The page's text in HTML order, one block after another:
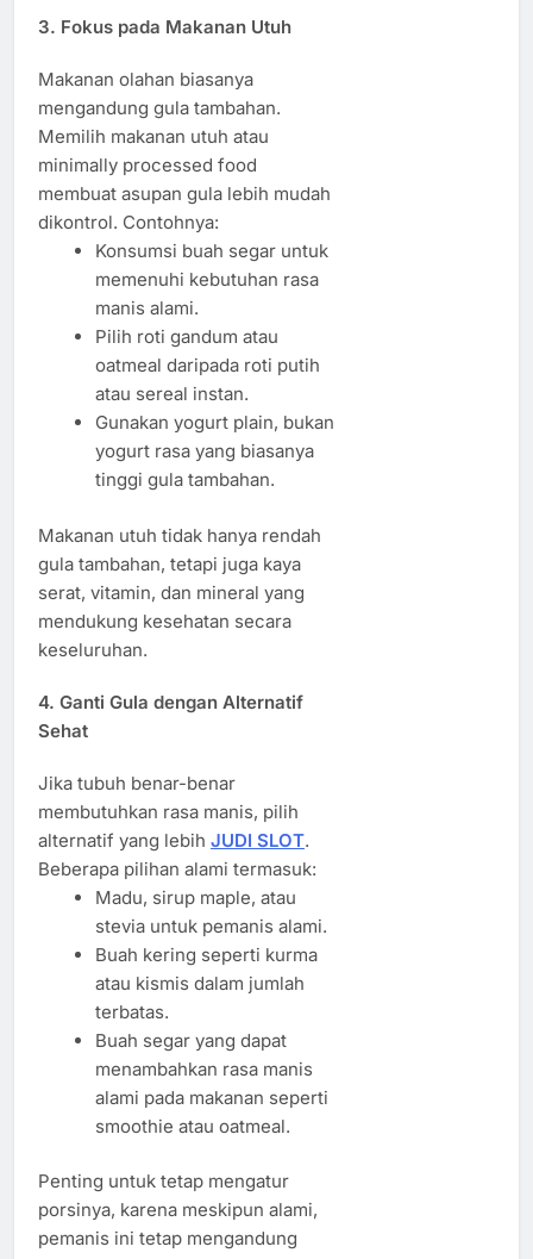
3. Fokus pada Makanan Utuh
Makanan olahan biasanya
mengandung gula tambahan.
Memilih makanan utuh atau
minimally processed food
membuat asupan gula lebih mudah
dikontrol. Contohnya:
Konsumsi buah segar untuk
memenuhi kebutuhan rasa
manis alami.
Pilih roti gandum atau
oatmeal daripada roti putih
atau sereal instan.
Gunakan yogurt plain, bukan
yogurt rasa yang biasanya
tinggi gula tambahan.
Makanan utuh tidak hanya rendah
gula tambahan, tetapi juga kaya
serat, vitamin, dan mineral yang
mendukung kesehatan secara
keseluruhan.
4. Ganti Gula dengan Alternatif
Sehat
Jika tubuh benar-benar
membutuhkan rasa manis, pilih
alternatif yang lebih JUDI SLOT.
Beberapa pilihan alami termasuk:
Madu, sirup maple, atau
stevia untuk pemanis alami.
Buah kering seperti kurma
atau kismis dalam jumlah
terbatas.
Buah segar yang dapat
menambahkan rasa manis
alami pada makanan seperti
smoothie atau oatmeal.
Penting untuk tetap mengatur
porsinya, karena meskipun alami,
pemanis ini tetap mengandung